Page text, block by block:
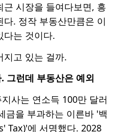
시장을 들여다보면, 흥
. 정작 부동산만큼은 이
다는 것이다.
지고 있는 걸까.
그런데 부동산은 예외
사는 연소득 100만 달러
금을 부과하는 이른바 '백
Tax)'에 서명했다. 2028